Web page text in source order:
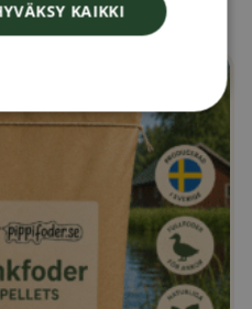
KAIKKI